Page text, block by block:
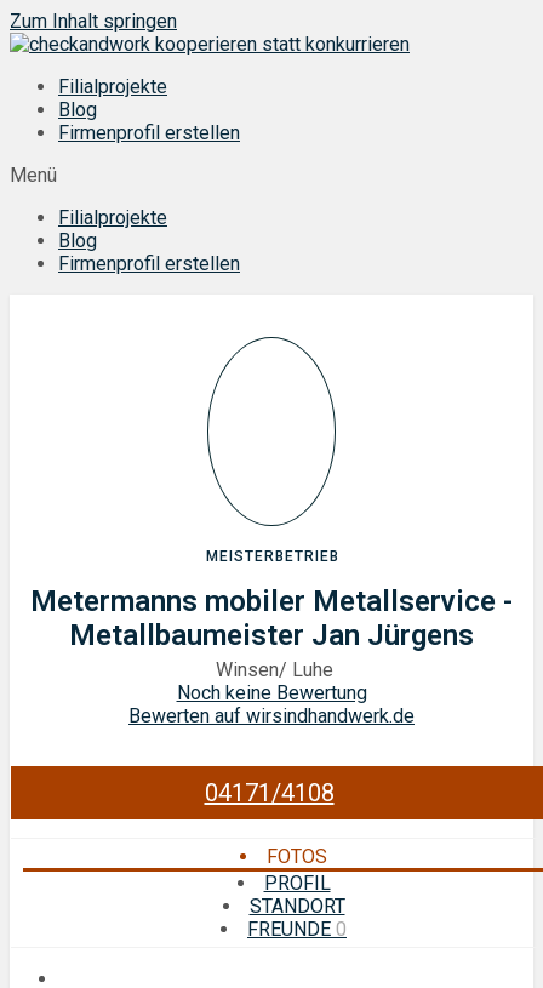
Zum Inhalt springen
Filialprojekte
Blog
Firmenprofil erstellen
Menü
Filialprojekte
Blog
Firmenprofil erstellen
MEISTERBETRIEB
Metermanns mobiler Metallservice -
Metallbaumeister Jan Jürgens
Winsen/ Luhe
Noch keine Bewertung
Bewerten auf wirsindhandwerk.de
04171/4108
FOTOS
PROFIL
STANDORT
FREUNDE 0